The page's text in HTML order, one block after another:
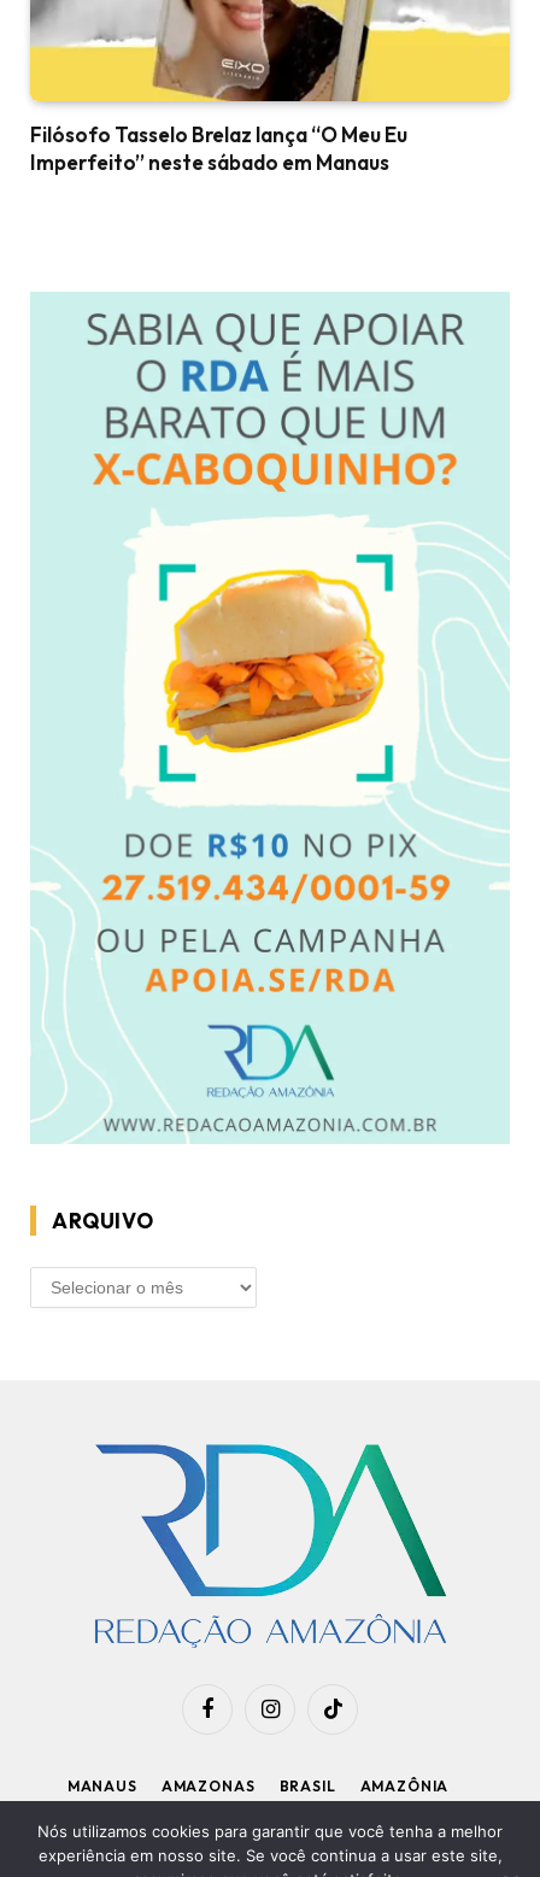
Filósofo Tasselo Brelaz lança “O Meu Eu
Imperfeito” neste sábado em Manaus
ARQUIVO
ARQUIVO
FacebookInstagramTikTok
MANAUS AMAZONAS BRASIL
AMAZÔNIA
APOIE O RDA
Nós utilizamos cookies para garantir que você tenha a melhor
experiência em nosso site. Se você continua a usar este site,